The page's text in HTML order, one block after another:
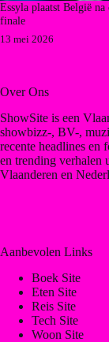
Essyla plaatst België
finale
13 mei 2026
Over Ons
ShowSite is een
showbizz-, BV-,
recente headlines en
en trending verhalen
Vlaanderen en
Aanbevolen Links
Boek Site
Eten Site
Reis Site
Tech Site
Woon Site